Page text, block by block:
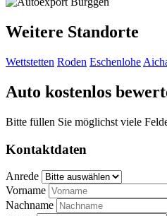
Weitere Standorte
Wettstetten Roden Eschenlohe
Auto kostenlos
Bitte füllen Sie möglichst viele
Kontaktdaten
Anrede
Vorname
Nachname